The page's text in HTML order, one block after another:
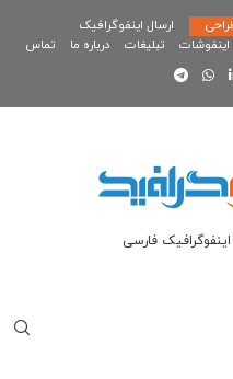
ارسال اینفوگرافیک
اینفوشات تبلیغات درباره ما تماس
فارسی